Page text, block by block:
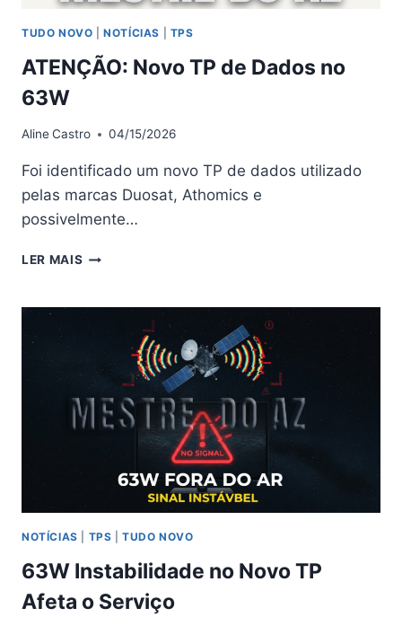
TUDO NOVO |NOTÍCIAS TPS
ATENÇÃO: Novo TP de Dados no
63W
AlineCastro 04/15/2026
Foi identificado um novo TP de dados utilizado
pelas marcas Duosat, Athomics e
possivelmente…
LER MAIS ATENÇÃO:
DE
63W
NOTÍCIAS TPS |TUDO NOVO
63W Instabilidade no Novo TP
Afeta o Serviço